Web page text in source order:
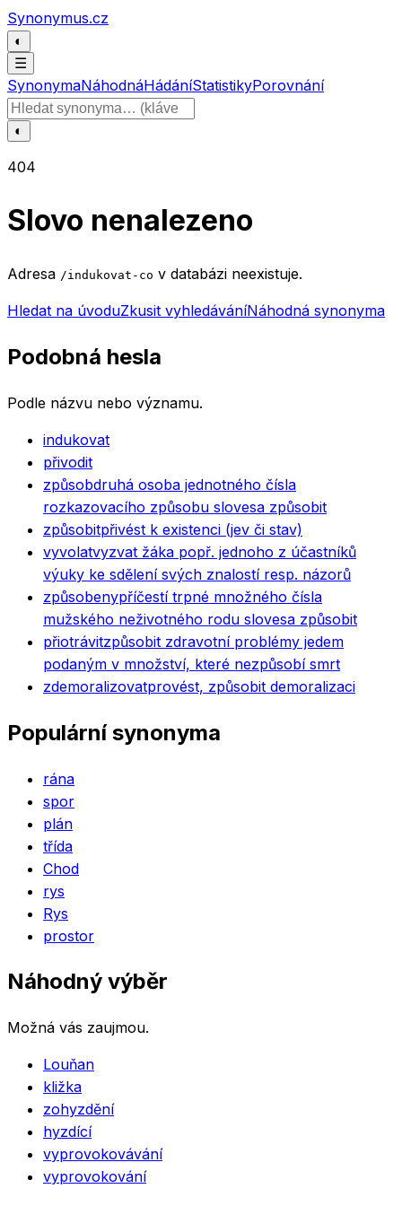
Přeskočit na obsah
Synonymus.cz
◐
☰
SynonymaNáhodnáHádáníStatistikyPorovnání
Hledat slovo
◐
404
Slovo nenalezeno
Adresa /indukovat-co v databázi neexistuje.
Hledat na úvoduZkusit vyhledáváníNáhodná synonyma
Podobná hesla
Podle názvu nebo významu.
indukovat
přivodit
způsobdruhá osoba jednotného čísla
rozkazovacího způsobu slovesa způsobit
způsobitpřivést k existenci (jev či stav)
vyvolatvyzvat žáka popř. jednoho z účastníků
výuky ke sdělení svých znalostí resp. názorů
způsobenypříčestí trpné množného čísla
mužského neživotného rodu slovesa způsobit
přiotrávitzpůsobit zdravotní problémy jedem
podaným v množství, které nezpůsobí smrt
zdemoralizovatprovést, způsobit demoralizaci
Populární synonyma
rána
spor
plán
třída
Chod
rys
Rys
prostor
Náhodný výběr
Možná vás zaujmou.
Louňan
kližka
zohyzdění
hyzdící
vyprovokovávání
vyprovokování